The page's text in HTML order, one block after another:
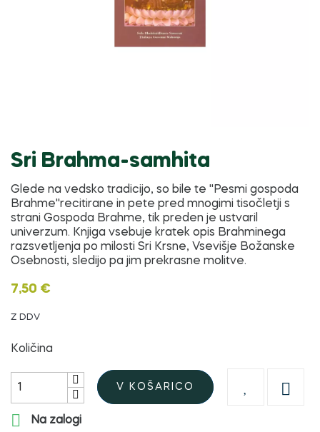
Sri Brahma-samhita
Glede na vedsko tradicijo, so bile te ''Pesmi gospoda
Brahme''recitirane in pete pred mnogimi tisočletji s
strani Gospoda Brahme, tik preden je ustvaril
univerzum. Knjiga vsebuje kratek opis Brahminega
razsvetljenja po milosti Sri Krsne, Vsevišje Božanske
Osebnosti, sledijo pa jim prekrasne molitve.
7,50 €
Z DDV
Količina
V KOŠARICO


Na zalogi